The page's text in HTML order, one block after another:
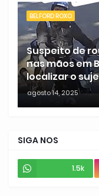
BELFORD ROXO
Suspeito de
nas mãos em
localizar o
agosto 14, 2025
SIGA NOS
1.5k